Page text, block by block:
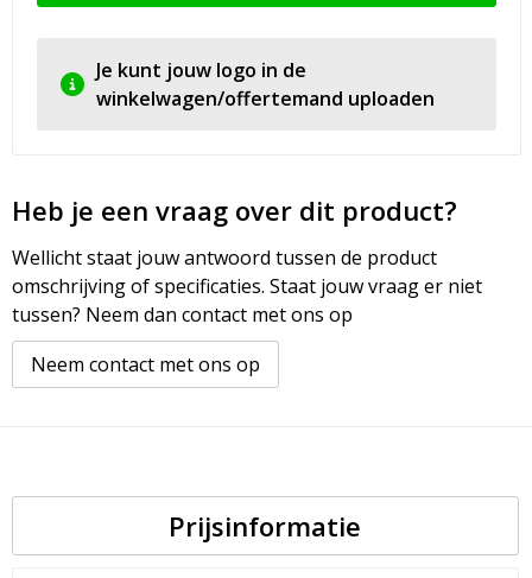
Je kunt jouw logo in de
winkelwagen/offertemand uploaden
Heb je een vraag over dit product?
Wellicht staat jouw antwoord tussen de product
omschrijving of specificaties. Staat jouw vraag er niet
tussen? Neem dan contact met ons op
Neem contact met ons op
Prijsinformatie